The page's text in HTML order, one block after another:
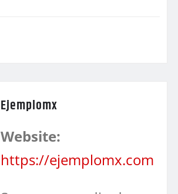
Ejemplomx
Website:
https://ejemplomx.com